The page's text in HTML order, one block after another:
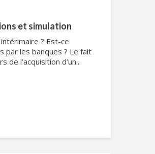
et simulation
? Est-ce
par les banques ? Le fait
l’acquisition d’un...